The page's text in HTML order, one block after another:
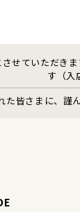
せていただ
す（入
た皆さまに、